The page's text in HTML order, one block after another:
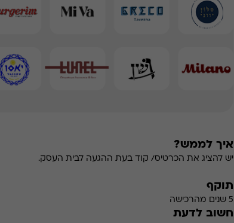
איך לממש?
יש להציג את הכרטיס/ קוד בעת ההגעה לבית העסק.
תוקף
5 שנים מהרכישה
חשוב לדעת